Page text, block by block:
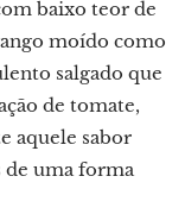
baixo teor de
moído como
salgado que
de tomate,
aquele sabor
de uma forma